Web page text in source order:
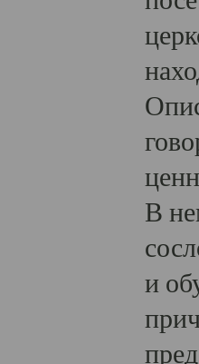
В
и